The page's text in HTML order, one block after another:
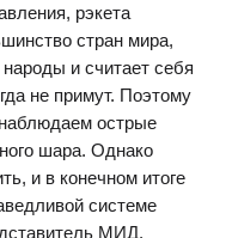
рэкета
стран мира,
и считает себя
не примут. Поэтому
острые
шара. Однако
и в конечном итоге
системе
МИД.